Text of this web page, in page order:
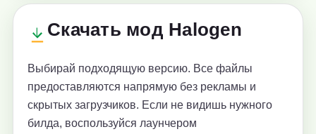
Скачать мод Halogen
Выбирай подходящую версию. Все файлы
предоставляются напрямую без рекламы и
скрытых загрузчиков. Если не видишь нужного
билда, воспользуйся лаунчером